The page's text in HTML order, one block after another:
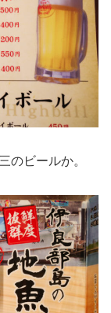
のビールか。